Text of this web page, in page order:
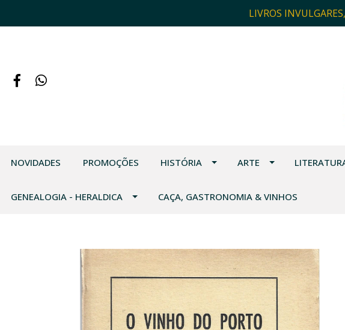
LIVROS
NOVIDADES PROMOÇÕES HISTÓRIA ARTE
GENEALOGIA - HERALDICA CAÇA, GASTRONOMIA & VINHOS